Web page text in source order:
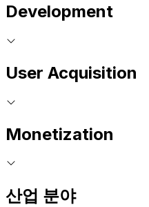
Development
User Acquisition
Monetization
산업 분야